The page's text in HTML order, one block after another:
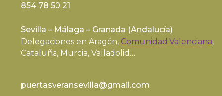
854 78 50 21
Sevilla – Málaga – Granada (Andalucía)
Delegaciones en Aragón, Comunidad Valenciana,
Cataluña, Murcia, Valladolid…
puertasveransevilla@gmail.com